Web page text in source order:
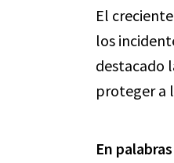
El
los
destacado
proteger a
En